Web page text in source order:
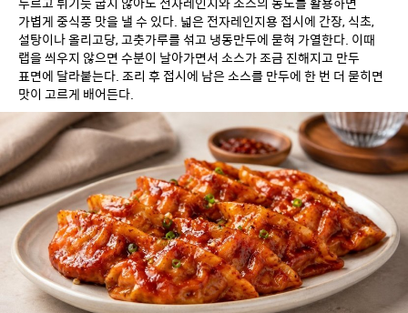
가볍게 중식풍 맛을 낼 수 있다. 넓은 전자레인지용 접시에 간장, 식초,
설탕이나 올리고당, 고춧가루를 섞고 냉동만두에 묻혀 가열한다. 이때
랩을 씌우지 않으면 수분이 날아가면서 소스가 조금 진해지고 만두
표면에 달라붙는다. 조리 후 접시에 남은 소스를 만두에 한 번 더 묻히면
맛이 고르게 배어든다.